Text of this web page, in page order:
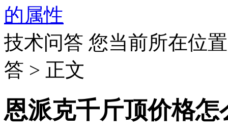
技术问答 您当前所在位
答 > 正文
恩派克千斤顶价格怎